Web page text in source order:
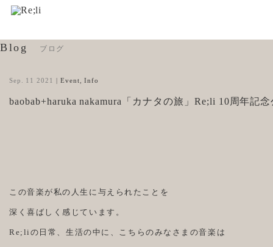
Blog ブログ
Sep. 11 2021 |Event ,Info
baobab+haruka nakamura「カナタの旅」Re;li 10周年記
この音楽が私の人生に与えられたことを
深く喜ばしく感じています。
Re;liの日常、生活の中に、こちらのみなさまの音楽は